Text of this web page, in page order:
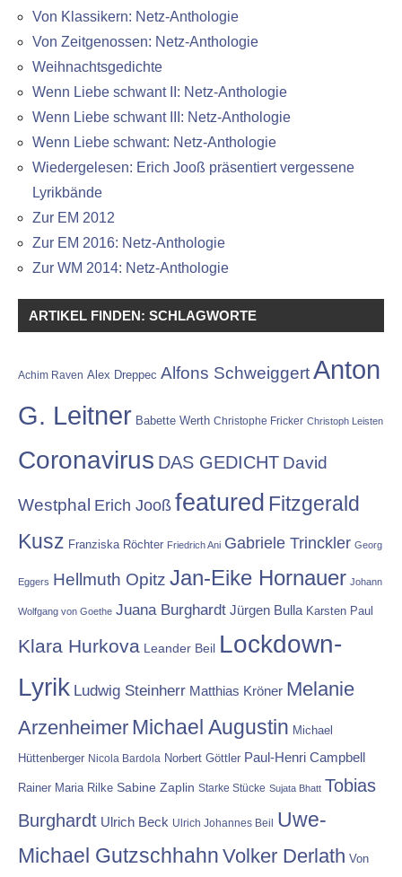
Von Klassikern: Netz-Anthologie
Von Zeitgenossen: Netz-Anthologie
Weihnachtsgedichte
Wenn Liebe schwant II: Netz-Anthologie
Wenn Liebe schwant III: Netz-Anthologie
Wenn Liebe schwant: Netz-Anthologie
Wiedergelesen: Erich Jooß präsentiert vergessene
Lyrikbände
Zur EM 2012
Zur EM 2016: Netz-Anthologie
Zur WM 2014: Netz-Anthologie
ARTIKEL FINDEN: SCHLAGWORTE
Achim Raven Alex Dreppec Alfons SchweiggertAnton
G. Leitner Babette Werth Christophe Fricker Christoph Leisten
Coronavirus DAS GEDICHT David
Westphal Erich Jooß featured Fitzgerald
Kusz Franziska Röchter Friedrich Ani Gabriele Trinckler Georg
Eggers Hellmuth Opitz Jan-Eike Hornauer Johann
Wolfgang von Goethe Juana Burghardt Jürgen Bulla Karsten Paul
Klara Hurkova Leander Beil Lockdown-
Lyrik Ludwig Steinherr Matthias Kröner Melanie
Arzenheimer Michael Augustin Michael
Hüttenberger Nicola Bardola Norbert Göttler Paul-Henri Campbell
Rainer Maria Rilke Sabine Zaplin Starke Stücke Sujata Bhatt Tobias
Burghardt Ulrich Beck Ulrich Johannes Beil Uwe-
Michael Gutzschhahn Volker Derlath Von